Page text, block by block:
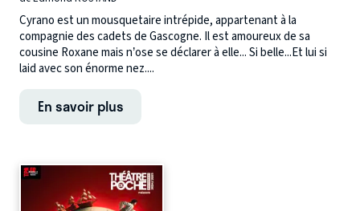
Cyrano est un mousquetaire intrépide, appartenant à la
compagnie des cadets de Gascogne. Il est amoureux de sa
cousine Roxane mais n’ose se déclarer à elle... Si belle...Et lui si
laid avec son énorme nez....
En savoir plus